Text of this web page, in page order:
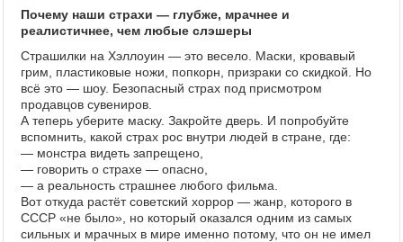
Рейтинги
Фототоп
Видеотоп
Почему наши страхи — глубже, мрачнее и
реалистичнее, чем любые слэшеры
Страшилки на Хэллоуин — это весело. Маски, кровавый
грим, пластиковые ножи, попкорн, призраки со скидкой. Но
всё это — шоу. Безопасный страх под присмотром
продавцов сувениров.
А теперь уберите маску. Закройте дверь. И попробуйте
вспомнить, какой страх рос внутри людей в стране, где:
— монстра видеть запрещено,
— говорить о страхе — опасно,
— а реальность страшнее любого фильма.
Вот откуда растёт советский хоррор — жанр, которого в
СССР «не было», но который оказался одним из самых
сильных и мрачных в мире именно потому, что он не имел